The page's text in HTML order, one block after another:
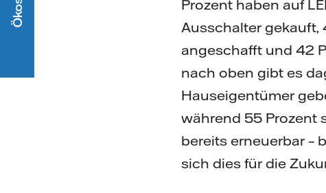
Prozent haben auf
Ausschalter gekauft,
angeschafft und 42
nach oben gibt es
Hauseigentümer
während 55 Prozent
bereits erneuerbar –
sich dies für die